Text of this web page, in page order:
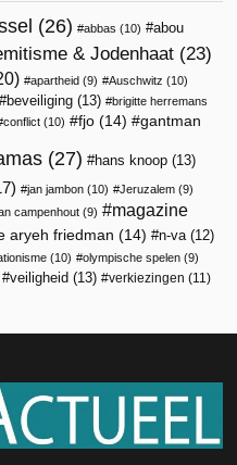
(26) abbas (10)
abou
& Jodenhaat (23)
apartheid (9) Auschwitz (10)
beveiliging (13)
brigitte herremans
conflict (10) fjo (14) gantman
(27) hans knoop (13)
jan jambon (10) Jeruzalem (9)
campenhout (9)
magazine
aryeh friedman (14) n-va(12)
(10) olympische spelen (9)
veiligheid (13) verkiezingen (11)